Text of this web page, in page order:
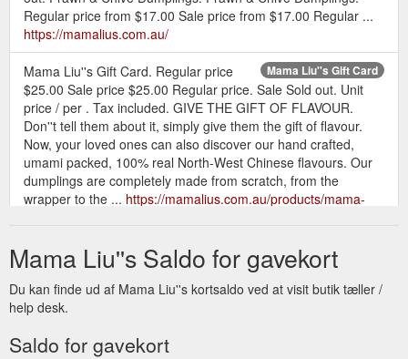
Regular price from $17.00 Sale price from $17.00 Regular ...
https://mamalius.com.au/
Mama Liu''s Gift Card
Mama Liu''s Gift Card. Regular price
$25.00 Sale price $25.00 Regular price. Sale Sold out. Unit
price / per . Tax included. GIVE THE GIFT OF FLAVOUR.
Don''t tell them about it, simply give them the gift of flavour.
Now, your loved ones can also discover our hand crafted,
umami packed, 100% real North-West Chinese flavours. Our
dumplings are completely made from scratch, from the
wrapper to the ... https://mamalius.com.au/products/mama-
Mama Liu''s Saldo for gavekort
Du kan finde ud af Mama Liu''s kortsaldo ved at visit butik tæller /
help desk.
Saldo for gavekort